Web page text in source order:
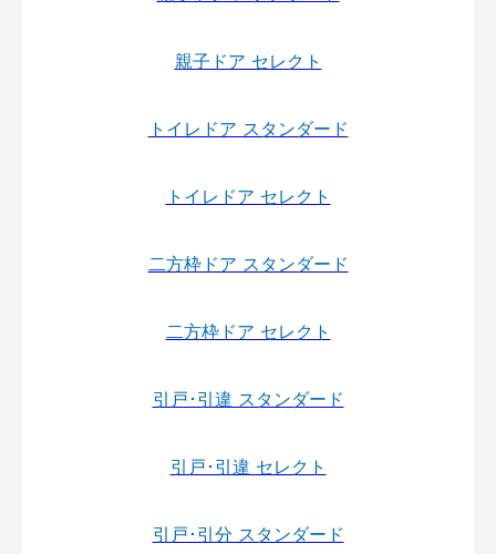
親子ドア セレクト
トイレドア スタンダード
トイレドア セレクト
二方枠ドア スタンダード
二方枠ドア セレクト
引戸･引違 スタンダード
引戸･引違 セレクト
引戸･引分 スタンダード